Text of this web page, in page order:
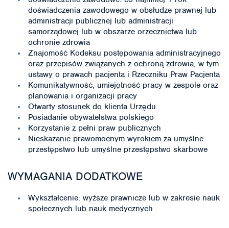
doświadczenia zawodowego w obsłudze prawnej lub
administracji publicznej lub administracji
samorządowej lub w obszarze orzecznictwa lub
ochronie zdrowia
Znajomość Kodeksu postępowania administracyjnego
oraz przepisów związanych z ochroną zdrowia, w tym
ustawy o prawach pacjenta i Rzeczniku Praw Pacjenta
Komunikatywność, umiejętność pracy w zespole oraz
planowania i organizacji pracy
Otwarty stosunek do klienta Urzędu
Posiadanie obywatelstwa polskiego
Korzystanie z pełni praw publicznych
Nieskazanie prawomocnym wyrokiem za umyślne
przestępstwo lub umyślne przestępstwo skarbowe
WYMAGANIA DODATKOWE
Wykształcenie: wyższe prawnicze lub w zakresie nauk
społecznych lub nauk medycznych